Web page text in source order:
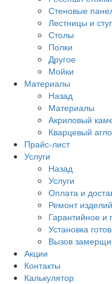
Стеновые
Лестницы и
Столы
Полки
Другое
Мойки
Материалы
Назад
Материалы
Акриловый
Кварцевый
Прайс-лист
Услуги
Назад
Услуги
Оплата и
Ремонт изделий
Гарантийное и
Установка
Вызов
Акции
Контакты
Калькулятор